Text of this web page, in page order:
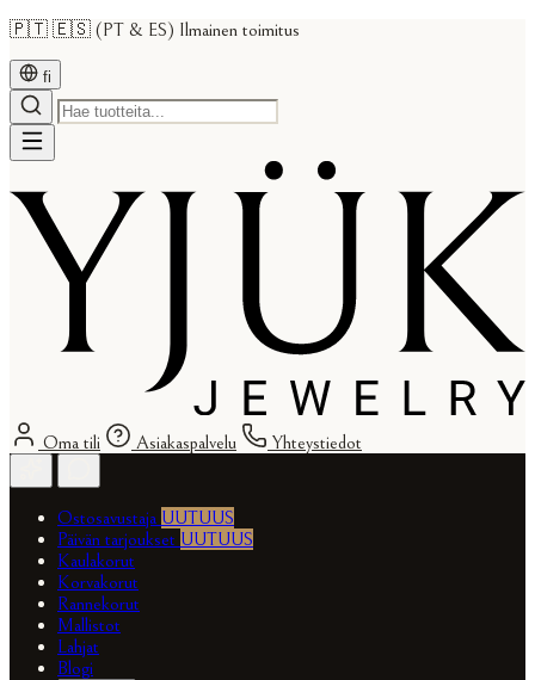
🇵🇹 🇪🇸 (PT & ES) Ilmainen toimitus
fi
Oma tili Asiakaspalvelu Yhteystiedot
Ostosavustaja UUTUUS
Päivän tarjoukset UUTUUS
Kaulakorut
Korvakorut
Rannekorut
Mallistot
Lahjat
Blogi